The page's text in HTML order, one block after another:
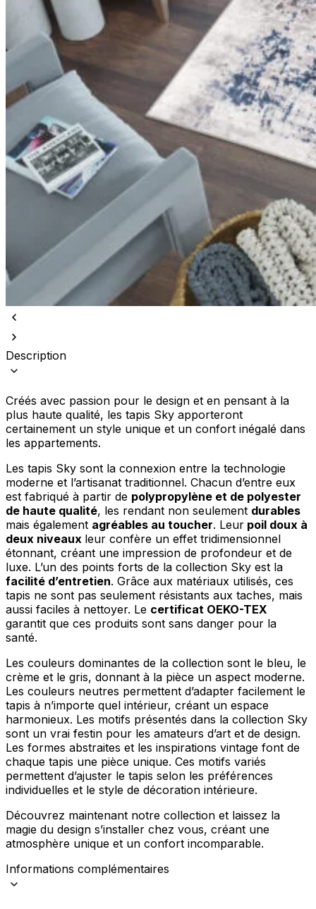
Description
Créés avec passion pour le design et en pensant à la
plus haute qualité, les tapis Sky apporteront
certainement un style unique et un confort inégalé dans
les appartements.
Les tapis Sky sont la connexion entre la technologie
moderne et l’artisanat traditionnel. Chacun d’entre eux
est fabriqué à partir de polypropylène et de polyester
de haute qualité, les rendant non seulement durables
mais également agréables au toucher. Leur poil doux à
deux niveaux leur confère un effet tridimensionnel
étonnant, créant une impression de profondeur et de
luxe. L’un des points forts de la collection Sky est la
facilité d’entretien. Grâce aux matériaux utilisés, ces
tapis ne sont pas seulement résistants aux taches, mais
aussi faciles à nettoyer. Le certificat OEKO-TEX
garantit que ces produits sont sans danger pour la
santé.
Les couleurs dominantes de la collection sont le bleu, le
crème et le gris, donnant à la pièce un aspect moderne.
Les couleurs neutres permettent d’adapter facilement le
tapis à n’importe quel intérieur, créant un espace
harmonieux. Les motifs présentés dans la collection Sky
sont un vrai festin pour les amateurs d’art et de design.
Les formes abstraites et les inspirations vintage font de
chaque tapis une pièce unique. Ces motifs variés
permettent d’ajuster le tapis selon les préférences
individuelles et le style de décoration intérieure.
Découvrez maintenant notre collection et laissez la
magie du design s’installer chez vous, créant une
atmosphère unique et un confort incomparable.
Informations complémentaires